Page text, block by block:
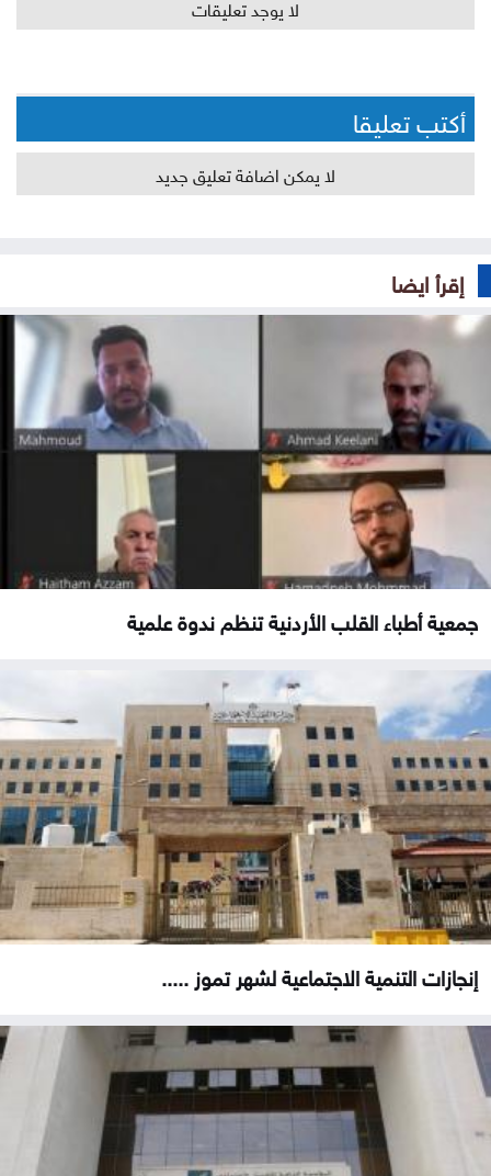
لا يوجد تعليقات
أكتب تعليقا
لا يمكن اضافة تعليق جديد
إقرأ ايضا
جمعية أطباء القلب الأردنية تنظم ندوة علمية
إنجازات التنمية الاجتماعية لشهر تموز .....